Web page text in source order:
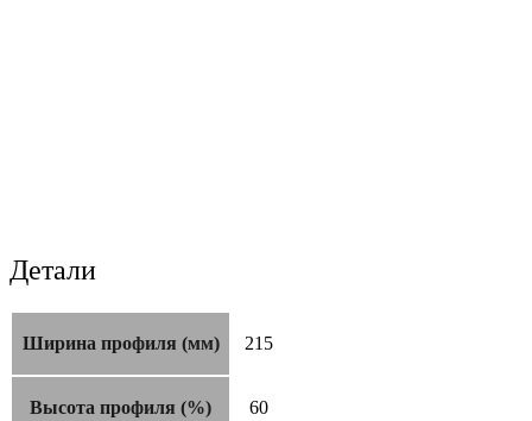
Детали
Ширина профиля (мм) 215
Высота профиля (%) 60